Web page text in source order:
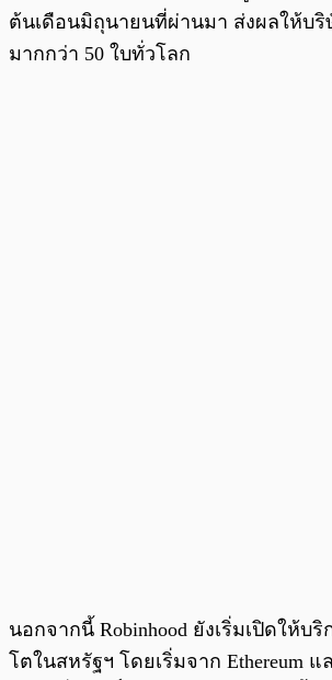
ต้นเดือนมิถุนายนที่ผ่านมา ส่งผลให้บ
มากกว่า 50 ใบทั่วโลก
นอกจากนี้ Robinhood ยังเริ่มเปิดให้บริ
โตในสหรัฐฯ โดยเริ่มจาก Ethereum แ